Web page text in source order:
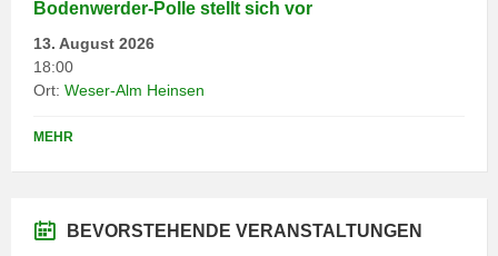
Bodenwerder-Polle stellt sich vor
13. August 2026
18:00
Ort: Weser-Alm Heinsen
MEHR
BEVORSTEHENDE VERANSTALTUNGEN